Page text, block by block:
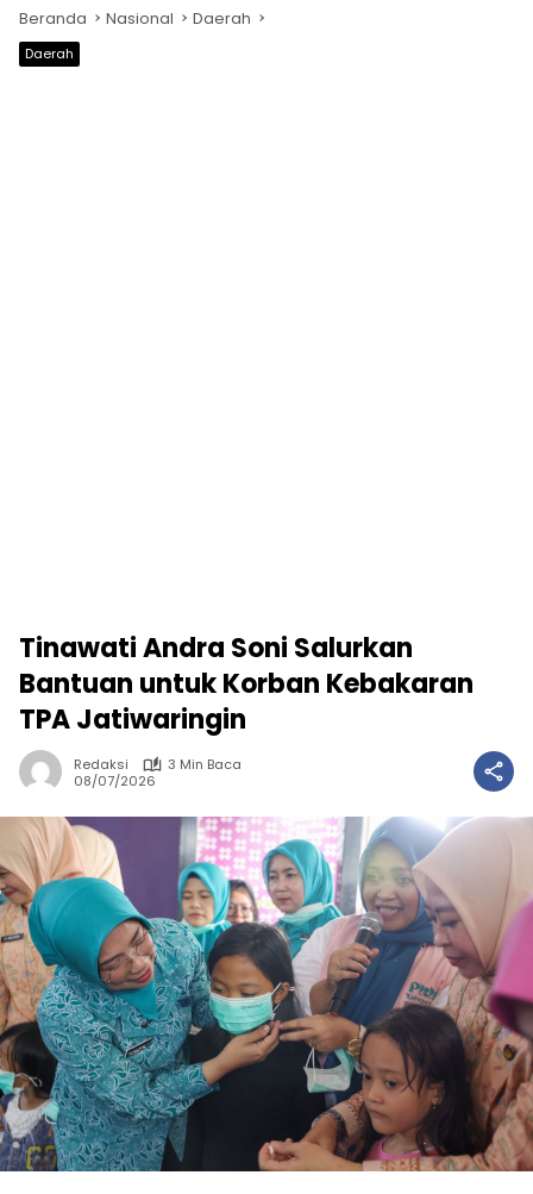
Beranda Nasional Daerah
Daerah
Tinawati Andra Soni Salurkan
Bantuan untuk Korban Kebakaran
TPA Jatiwaringin
Redaksi
3 Min Baca
08/07/2026